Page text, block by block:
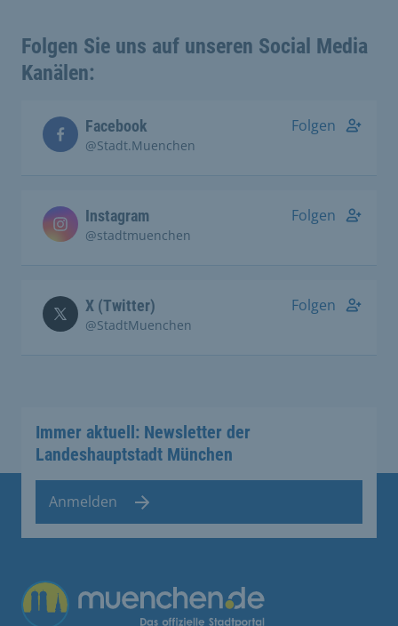
Folgen Sie uns auf unseren Social Media
Kanälen:
Facebook
@Stadt.Muenchen
Folgen
Instagram
@stadtmuenchen
Folgen
X (Twitter)
@StadtMuenchen
Folgen
Immer aktuell: Newsletter der
Landeshauptstadt München
Anmelden
Übergreifende Links